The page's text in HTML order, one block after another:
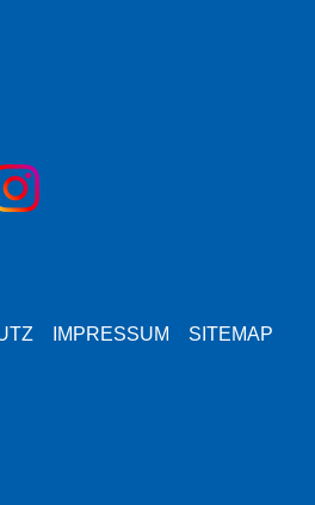
IMPRESSUM SITEMAP